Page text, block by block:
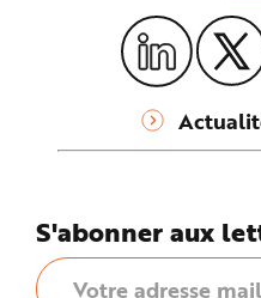
S'abonner aux